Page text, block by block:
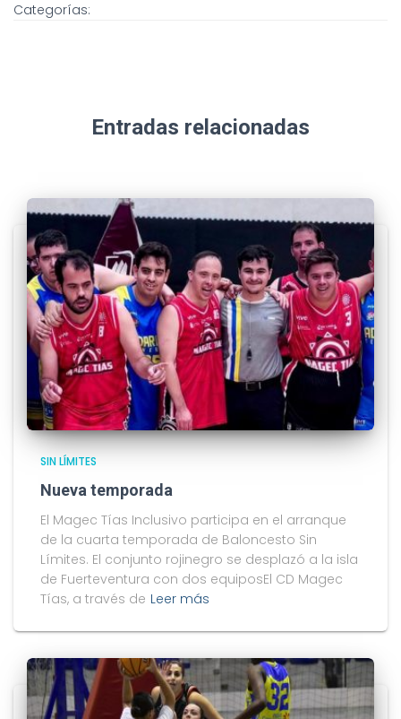
Categorías:
Entradas relacionadas
SIN LÍMITES
Nueva temporada
El Magec Tías Inclusivo participa en el arranque
de la cuarta temporada de Baloncesto Sin
Límites. El conjunto rojinegro se desplazó a la isla
de Fuerteventura con dos equiposEl CD Magec
Tías, a través de Leer más